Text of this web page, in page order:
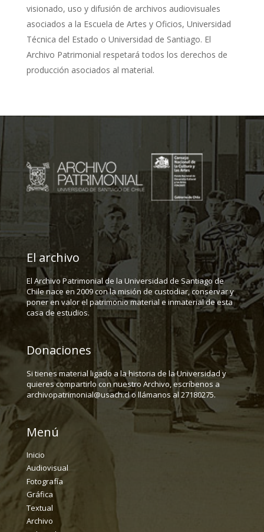
visionado, uso y difusión de archivos audiovisuales
asociados a la Escuela de Artes y Oficios, Universidad
Técnica del Estado o Universidad de Santiago. El
Archivo Patrimonial respetará todos los derechos de
producción asociados al material.
El archivo
El Archivo Patrimonial de la Universidad de Santiago de
Chile nace en 2009 con la misión de custodiar, conservar y
poner en valor el patrimonio material e inmaterial de esta
casa de estudios.
Donaciones
Si tienes material ligado a la historia de la Universidad y
quieres compartirlo con nuestro Archivo, escríbenos a
archivopatrimonial@usach.cl o llámanos al 27180275.
Menú
Inicio
Audiovisual
Fotografía
Gráfica
Textual
Archivo